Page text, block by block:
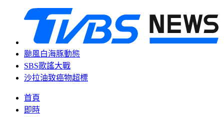
颱風白海豚動態
SBS歌謠大戰
沙拉油致癌物超標
首頁
即時